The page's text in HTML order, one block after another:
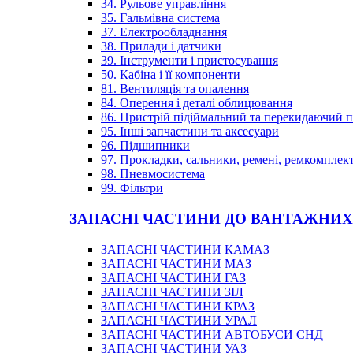
34. Рульове управління
35. Гальмівна система
37. Електрообладнання
38. Прилади і датчики
39. Інструменти і пристосування
50. Кабіна і її компоненти
81. Вентиляція та опалення
84. Оперення і деталі облицювання
86. Пристрій підіймальний та перекидаючий
95. Інші запчастини та аксесуари
96. Підшипники
97. Прокладки, сальники, ремені,
98. Пневмосистема
99. Фільтри
ЗАПАСНІ ЧАСТИНИ ДО
ЗАПАСНІ ЧАСТИНИ КАМАЗ
ЗАПАСНІ ЧАСТИНИ МАЗ
ЗАПАСНІ ЧАСТИНИ ГАЗ
ЗАПАСНІ ЧАСТИНИ ЗІЛ
ЗАПАСНІ ЧАСТИНИ КРАЗ
ЗАПАСНІ ЧАСТИНИ УРАЛ
ЗАПАСНІ ЧАСТИНИ АВТОБУСИ СНД
ЗАПАСНІ ЧАСТИНИ УАЗ